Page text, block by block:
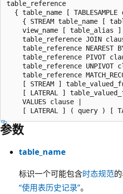
table_reference
{ table_name [ TABLESAMPLE
{ STREAM table_name [
view_name [ table_alias ]
table_reference JOIN
table_reference NEAREST
table_reference PIVOT
table_reference UNPIVOT
table_reference
[ STREAM ]
[ LATERAL ]
    VALUES clause |
参数
table_name
标识一个可能包含时态规范
“使用表历史记录”。